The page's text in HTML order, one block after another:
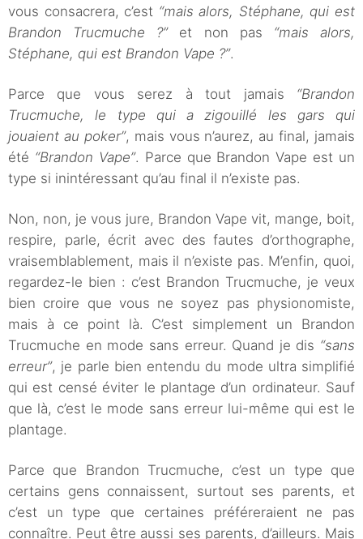
vous consacrera, c’est “mais alors, Stéphane, qui est
Brandon Trucmuche ?”et non pas “mais alors,
Stéphane, qui est Brandon Vape ?”.
Parce que vous serez à tout jamais “Brandon
Trucmuche, le type qui a zigouillé les gars qui
jouaient au poker”, mais vous n’aurez, au final, jamais
été “Brandon Vape”. Parce que Brandon Vape est un
type si inintéressant qu’au final il n’existe pas.
Non, non, je vous jure, Brandon Vape vit, mange, boit,
respire, parle, écrit avec des fautes d’orthographe,
vraisemblablement, mais il n’existe pas. M’enfin, quoi,
regardez-le bien : c’est Brandon Trucmuche, je veux
bien croire que vous ne soyez pas physionomiste,
mais à ce point là. C’est simplement un Brandon
Trucmuche en mode sans erreur. Quand je dis “sans
erreur”, je parle bien entendu du mode ultra simplifié
qui est censé éviter le plantage d’un ordinateur. Sauf
que là, c’est le mode sans erreur lui-même qui est le
plantage.
Parce que Brandon Trucmuche, c’est un type que
certains gens connaissent, surtout ses parents, et
c’est un type que certaines préféreraient ne pas
connaître. Peut être aussi ses parents, d’ailleurs. Mais